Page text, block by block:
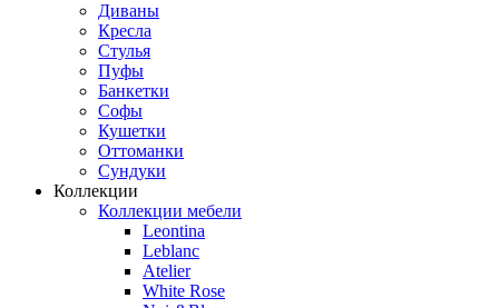
Диваны
Кресла
Стулья
Пуфы
Банкетки
Софы
Кушетки
Оттоманки
Сундуки
Коллекции
Коллекции мебели
Leontina
Leblanc
Аtelier
White Rose